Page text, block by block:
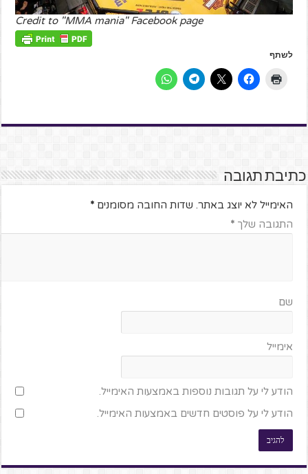
Credit to "MMA mania" Facebook page
לשתף
כתיבת תגובה
האימייל לא יוצג באתר. שדות החובה מסומנים*
התגובה שלך*
שם
אימייל
הודע לי על תגובות נוספות באמצעות האימייל.
הודע לי על פוסטים חדשים באמצעות האימייל.